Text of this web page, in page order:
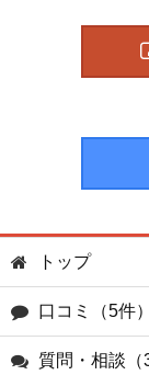
トップ
口コミ（5件）
質問・相談（